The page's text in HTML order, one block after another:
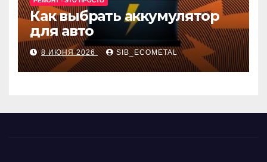
Как выбрать аккумулятор
для авто
8 ИЮНЯ 2026 SIB_ECOMETAL